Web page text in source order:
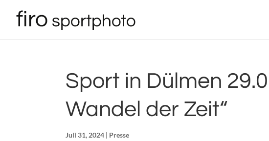
Sport in Dülmen
Wandel der Zeit“
Juli 31, 2024 | Presse